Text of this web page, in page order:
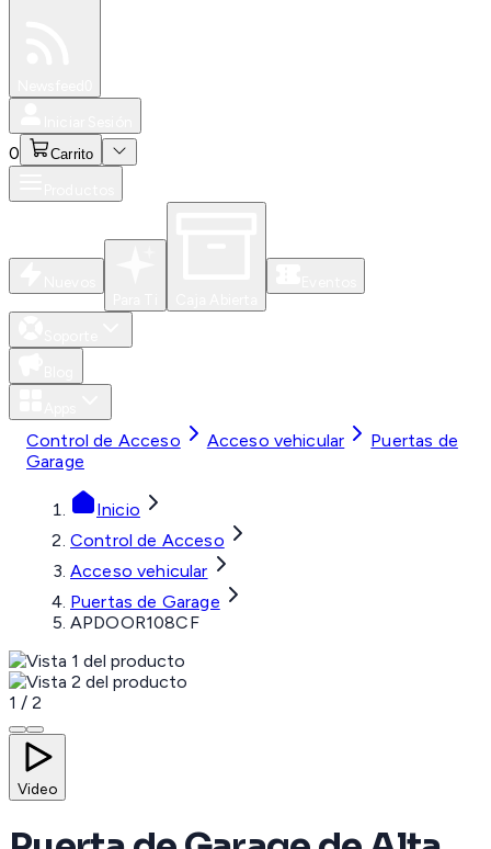
0 Carrito
Control de Acceso Acceso vehicular
Puertas de
Garage
Inicio
Control de Acceso
Acceso vehicular
Puertas de Garage
APDOOR108CF
1 / 2
Video